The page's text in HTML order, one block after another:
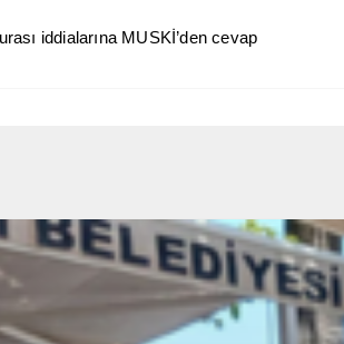
iddialarına MUSKİ’den cevap